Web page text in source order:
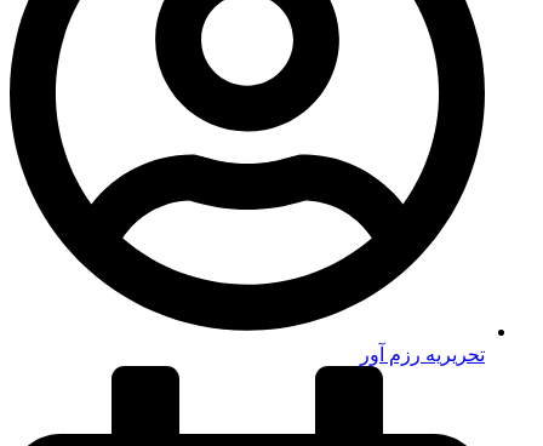
تحریریه رزم آور